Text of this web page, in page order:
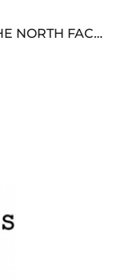
ノースフェイス 偽物 ダウン人気【THE NORTH FACE】M'S 7 SUMMIT HIM...